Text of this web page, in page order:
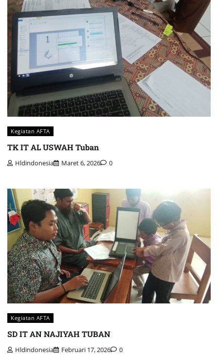
Kegiatan AFTA
TK IT AL USWAH Tuban
Hldindonesia Maret 6, 2026 0
Kegiatan AFTA
SD IT AN NAJIYAH TUBAN
Hldindonesia Februari 17, 2026 0